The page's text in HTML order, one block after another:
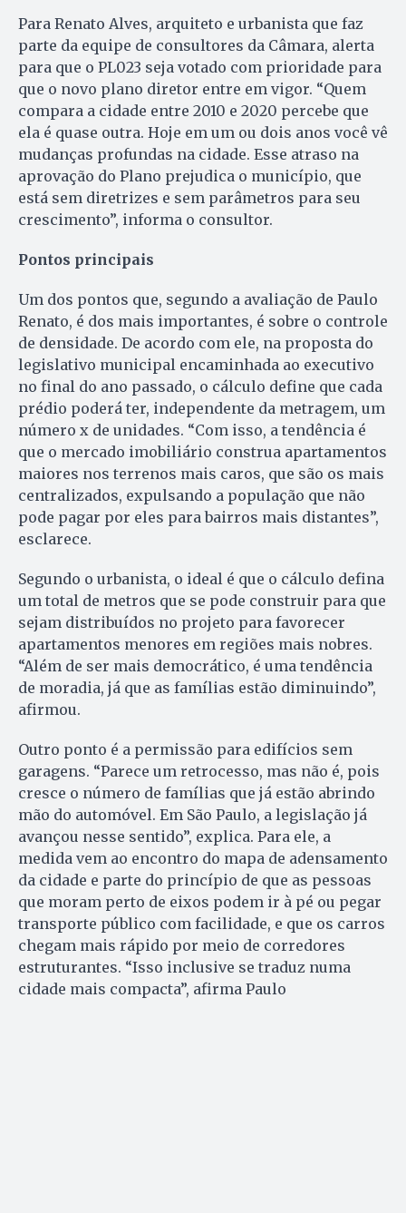
Para Renato Alves, arquiteto e urbanista que faz
parte da equipe de consultores da Câmara, alerta
para que o PL023 seja votado com prioridade para
que o novo plano diretor entre em vigor. “Quem
compara a cidade entre 2010 e 2020 percebe que
ela é quase outra. Hoje em um ou dois anos você vê
mudanças profundas na cidade. Esse atraso na
aprovação do Plano prejudica o município, que
está sem diretrizes e sem parâmetros para seu
crescimento”, informa o consultor.
Pontos principais
Um dos pontos que, segundo a avaliação de Paulo
Renato, é dos mais importantes, é sobre o controle
de densidade. De acordo com ele, na proposta do
legislativo municipal encaminhada ao executivo
no final do ano passado, o cálculo define que cada
prédio poderá ter, independente da metragem, um
número x de unidades. “Com isso, a tendência é
que o mercado imobiliário construa apartamentos
maiores nos terrenos mais caros, que são os mais
centralizados, expulsando a população que não
pode pagar por eles para bairros mais distantes”,
esclarece.
Segundo o urbanista, o ideal é que o cálculo defina
um total de metros que se pode construir para que
sejam distribuídos no projeto para favorecer
apartamentos menores em regiões mais nobres.
“Além de ser mais democrático, é uma tendência
de moradia, já que as famílias estão diminuindo”,
afirmou.
Outro ponto é a permissão para edifícios sem
garagens. “Parece um retrocesso, mas não é, pois
cresce o número de famílias que já estão abrindo
mão do automóvel. Em São Paulo, a legislação já
avançou nesse sentido”, explica. Para ele, a
medida vem ao encontro do mapa de adensamento
da cidade e parte do princípio de que as pessoas
que moram perto de eixos podem ir à pé ou pegar
transporte público com facilidade, e que os carros
chegam mais rápido por meio de corredores
estruturantes. “Isso inclusive se traduz numa
cidade mais compacta”, afirma Paulo